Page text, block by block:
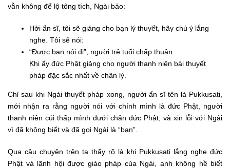
vẫn không để lộ tông tích, Ngài bảo:
Hởi ẩn sĩ, tôi sẽ giảng cho bạn lý thuyết, hãy chú ý lắng
nghe. Tôi sẽ nói:
“Được bạn nói đi”, người trẻ tuổi chấp thuận.
Khi ấy đức Phật giảng cho người thanh niên bài thuyết
pháp đặc sắc nhất về chân lý.
Chỉ sau khi Ngài thuyết pháp xong, người ẩn sĩ tên là Pukkusati,
mới nhận ra rằng người nói với chính mình là đức Phật, người
thanh niên cúi thấp mình dưới chân đức Phật, và xin lỗi với Ngài
vì đã không biết và đã gọi Ngài là “bạn”.
Qua câu chuyện trên ta thấy rõ là khi Pukkusati lắng nghe đức
Phật và lãnh hội được giáo pháp của Ngài, anh không hề biết